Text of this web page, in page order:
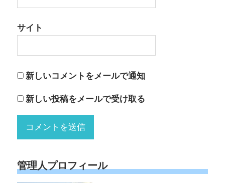
サイト
新しいコメントをメールで通知
新しい投稿をメールで受け取る
管理人プロフィール